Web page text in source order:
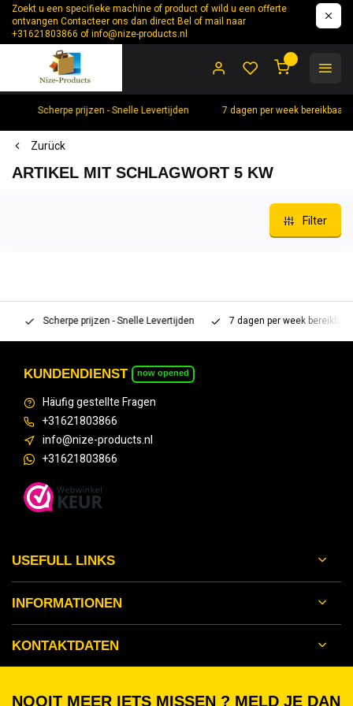
Zoekt u een specifieke machine of product of wild u een offerte
ontvangen Contacteer ons dan direct Bel of mail naar
+31621803866 ofinfo@nize-products.nl
Scherpe prijzen - Snelle Levertijden 7 dagen per week bereikbaar
Zurück
ARTIKEL MIT SCHLAGWORT 5 KW
Filter
Scherpe prijzen - Snelle Levertijden 7 dagen per week bereikbaar
KUNDENDIENST now opened
Häufig gestellte Fragen
+31621803866
info@nize-products.nl
+31621803866
USEFULL LINKS
INFORMATIONEN
KONTAKTDATEN
NOOIT MEER IETS MISSEN ? MELD JE DAN